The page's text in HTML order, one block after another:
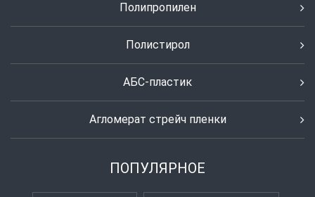
Полипропилен
Полистирол
АБС-пластик
Агломерат стрейч пленки
ПОПУЛЯРНОЕ